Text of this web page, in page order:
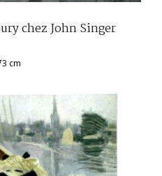
chez John Singer
cm